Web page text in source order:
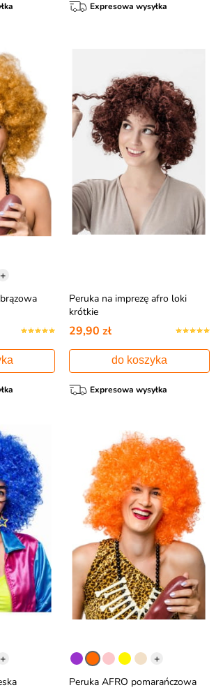
Expresowa wysyłka
+
Peruka na imprezę afro loki
krótkie
29,90 zł
do koszyka
Expresowa wysyłka
+
+
Peruka AFRO pomarańczowa